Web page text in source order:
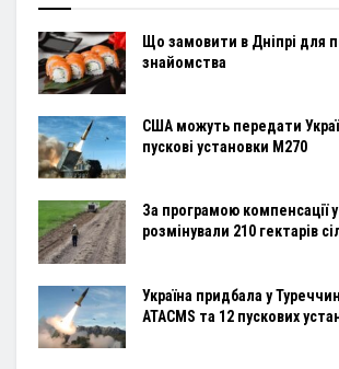
Що замовити в Дніпрі для
знайомства
США можуть передати
пускові установки M270
За програмою компенсації
розмінували 210 гектарів
Україна придбала у
ATACMS та 12 пускових